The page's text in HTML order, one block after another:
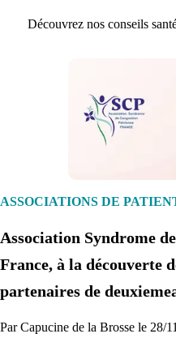
Créez un compte et
Je
Découvrez nos conseils
ASSOCIATIONS DE
Association Syndrome
France, à la découverte
partenaires de
Par Capucine de la Brosse le 28/